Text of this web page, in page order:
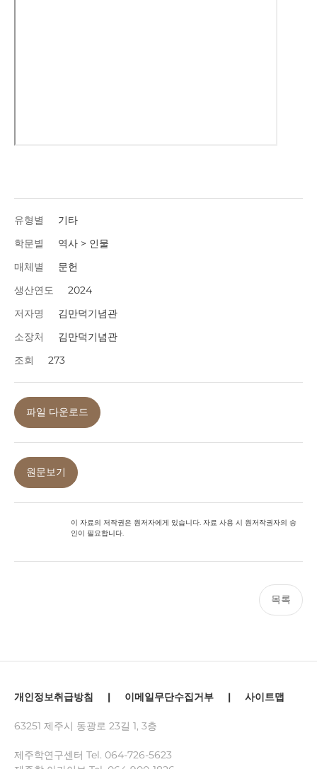
유형별
기타
학문별
역사 > 인물
매체별
문헌
생산연도
2024
저자명
김만덕기념관
소장처
김만덕기념관
조회
273
파일 다운로드
원문보기
이 자료의 저작권은 원저자에게 있습니다. 자료 사용 시 원저작권자의 승
인이 필요합니다.
목록
개인정보취급방침 | 이메일무단수집거부 | 사이트맵
63251 제주시 동광로 23길 1, 3층
제주학연구센터 Tel. 064-726-5623